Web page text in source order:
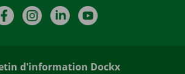
FacebookInstagramLinkedIn
d'information Dockx